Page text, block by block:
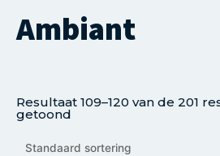
Ambiant
Resultaat 109–120 van de 201
getoond